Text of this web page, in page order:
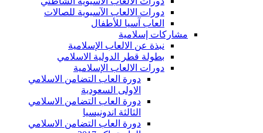
دورات الالعاب الآسيوية للصالات
العاب آسيا للأطفال
مشاركات إسلامية
نبذة عن الالعاب الإسلامية
بطولة قطر الدولية الاسلامي
دورات الالعاب الإسلامية
دورة العاب التضامن الاسلامي
الاولى السعودية
دورة العاب التضامن الاسلامي
الثالثة اندونيسيا
دورة العاب التضامن الاسلامي